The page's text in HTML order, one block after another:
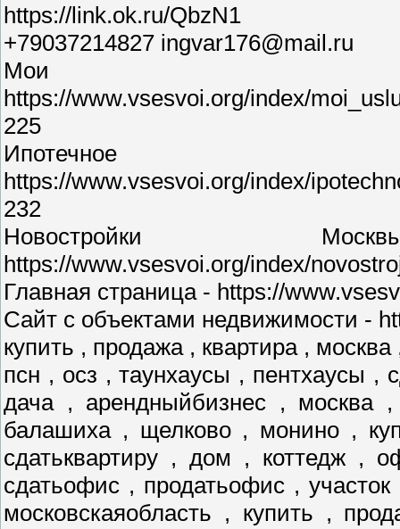
https://link.ok.ru/QbzN1
+79037214827 ingvar176@mail.ru
Мои
https://www.vsesvoi.org/index/
225
Ипотечное
https://www.vsesvoi.org/index/
232
Новостройки
https://www.vsesvoi.org/index/
Главная страница - https://
Сайт с объектами недвижимости -
купить , продажа , квартира ,
псн , осз , таунхаусы , пентхаусы ,
дача , арендныйбизнес , москва
балашиха , щелково , монино ,
сдатьквартиру , дом , коттедж ,
сдатьофис , продатьофис ,
московскаяобласть , купить ,